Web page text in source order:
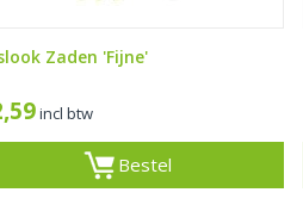
Zaden 'Fijne'
incl btw
Bestel